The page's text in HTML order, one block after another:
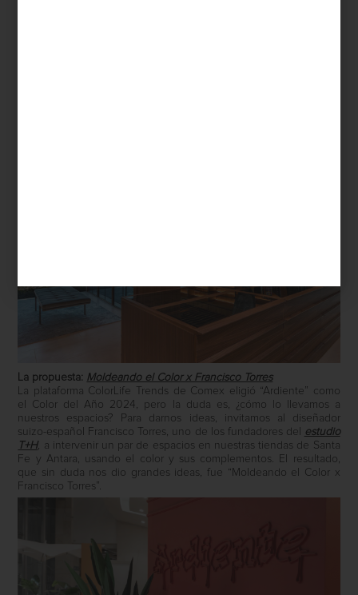
La propuesta: Moldeando el Color x Francisco Torres
La plataforma ColorLife Trends de Comex eligió “Ardiente” como
el Color del Año 2024, pero la duda es, ¿cómo lo llevamos a
nuestros espacios? Para darnos ideas, invitamos al diseñador
suizo-español Francisco Torres, uno de los fundadores del
estudio
T+H, a intervenir un par de espacios en nuestras tiendas de Santa
Fe y Antara, usando el color y sus complementos. El resultado,
que sin duda nos dio grandes ideas, fue “Moldeando el Color x
Francisco Torres”.